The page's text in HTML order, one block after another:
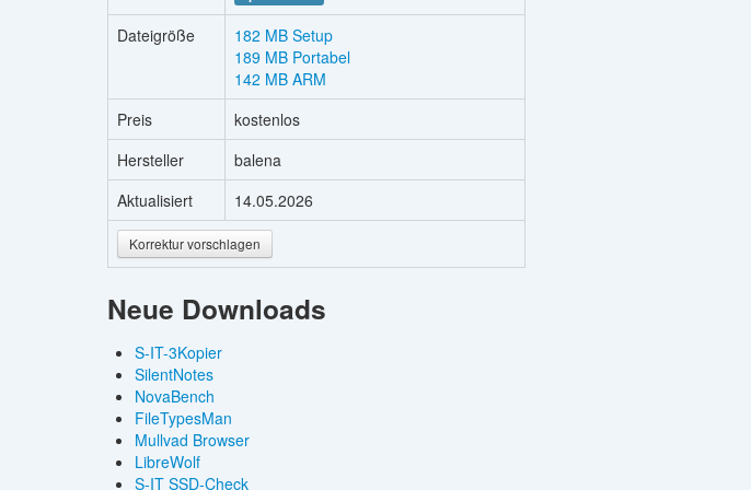
Dateigröße
182 MB Setup
189 MB Portabel
142 MB ARM
Preis
kostenlos
Hersteller
balena
Aktualisiert
14.05.2026
Korrektur vorschlagen
Neue Downloads
S-IT-3Kopier
SilentNotes
NovaBench
FileTypesMan
Mullvad Browser
LibreWolf
S-IT SSD-Check